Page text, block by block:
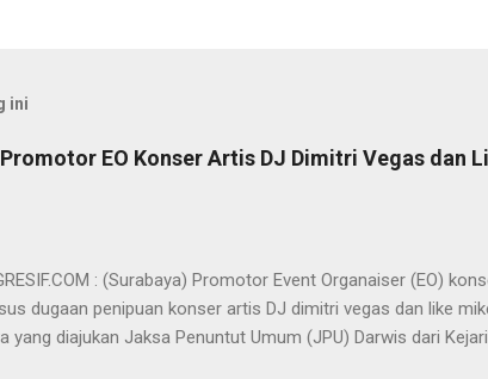
ini
EO Konser Artis DJ Dimitri Vegas dan
: (Surabaya) Promotor Event Organaiser (EO)
dugaan penipuan konser artis DJ dimitri vegas dan like
yang diajukan Jaksa Penuntut Umum (JPU) Darwis dari Kejari